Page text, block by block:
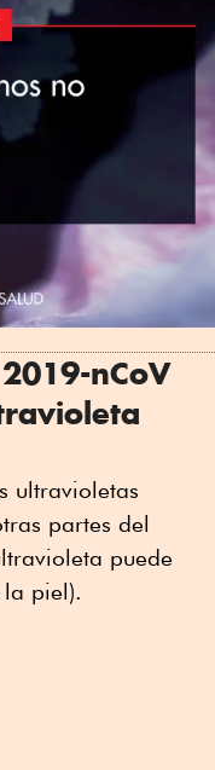
nCoV
ultravioletas
partes del
puede
la piel).